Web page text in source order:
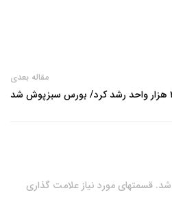
مقاله بعدی
قسمتهای مورد نیاز علامت گذاری